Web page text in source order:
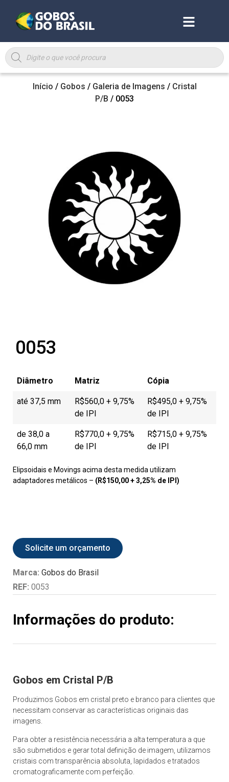
Início / Gobos / Galeria de Imagens / Cristal
P/B / 0053
0053
Diâmetro Matriz Cópia
até 37,5 mm
R$560,0 + 9,75%
de IPI
R$495,0 + 9,75%
de IPI
de 38,0 a
66,0 mm
R$770,0 + 9,75%
de IPI
R$715,0 + 9,75%
de IPI
Elipsoidais e Movings acima desta medida utilizam
adaptadores metálicos – (R$150,00 + 3,25% de IPI)
Solicite um orçamento
Marca: Gobos do Brasil
REF: 0053
Informações do produto:
Gobos em Cristal P/B
Produzimos Gobos em cristal preto e branco para clientes que
necessitam conservar as características originais das
imagens.
Para obter a resistência necessária a alta temperatura a que
são submetidos e gerar total definição de imagem, utilizamos
cristais com transparência absoluta, lapidados e tratados
cromatograficamente com perfeição.